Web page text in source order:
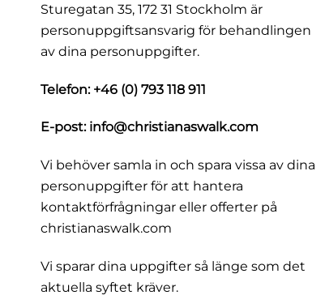
Sturegatan 35, 172 31 Stockholm är
personuppgiftsansvarig för behandlingen
av dina personuppgifter.
Telefon: +46 (0) 793 118 911
E-post: info@christianaswalk.com
Vi behöver samla in och spara vissa av dina
personuppgifter för att hantera
kontaktförfrågningar eller offerter på
christianaswalk.com
Vi sparar dina uppgifter så länge som det
aktuella syftet kräver.